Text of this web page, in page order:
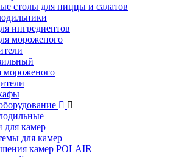
столы для пиццы и салатов
ингредиентов
мороженого
мороженого
камер
для камер
камер POLAIR